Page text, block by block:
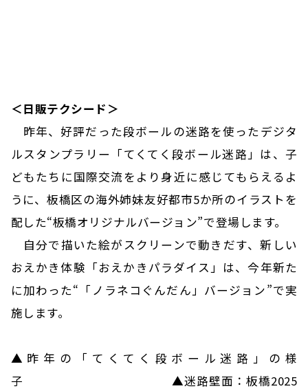
＜日販テクシード＞
昨年、好評だった段ボールの迷路を使ったデジタ
ルスタンプラリー「てくてく段ボール迷路」は、子
どもたちに国際交流をより身近に感じてもらえるよ
うに、板橋区の海外姉妹友好都市5か所のイラストを
配した“板橋オリジナルバージョン”で登場します。
自分で描いた絵がスクリーンで動きだす、新しい
おえかき体験「おえかきパラダイス」は、今年新た
に加わった“「ノラネコぐんだん」バージョン”で実
施します。
▲昨年の「てくてく段ボール迷路」の様
子 ▲迷路壁面：板橋2025